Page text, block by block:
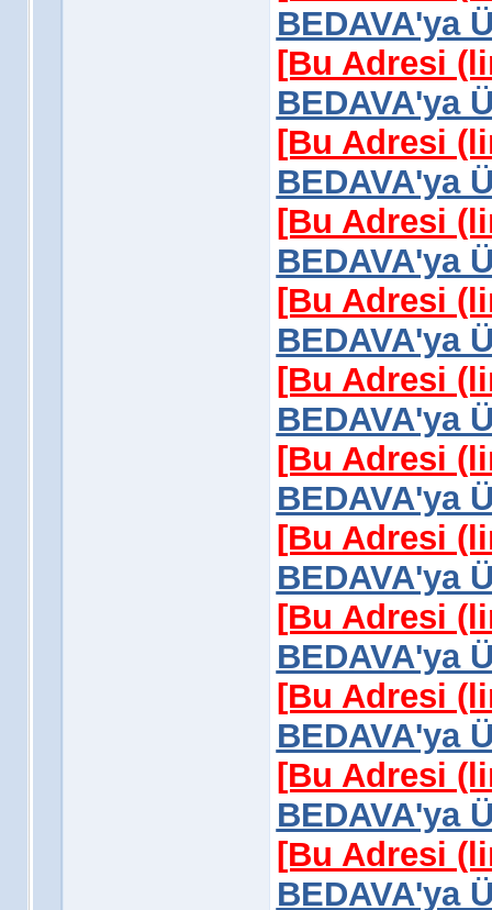
BEDAVA'ya
[Bu Adresi
BEDAVA'ya
[Bu Adresi
BEDAVA'ya
[Bu Adresi
BEDAVA'ya
[Bu Adresi
BEDAVA'ya
[Bu Adresi
BEDAVA'ya
[Bu Adresi
BEDAVA'ya
[Bu Adresi
BEDAVA'ya
[Bu Adresi
BEDAVA'ya
[Bu Adresi
BEDAVA'ya
[Bu Adresi
BEDAVA'ya
[Bu Adresi
BEDAVA'ya